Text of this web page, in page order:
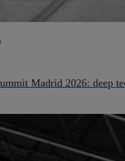
Madrid 2026: deep